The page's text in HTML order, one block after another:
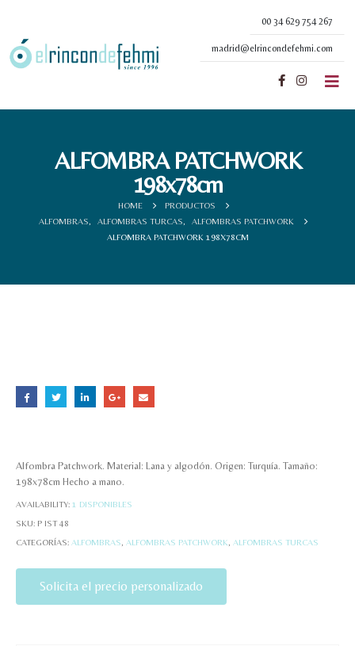
00 34 629 754 267
madrid@elrincondefehmi.com
ALFOMBRA PATCHWORK
198x78cm
HOME
PRODUCTOS
ALFOMBRAS
ALFOMBRAS TURCAS
ALFOMBRAS PATCHWORK
ALFOMBRA PATCHWORK 198X78CM
Alfombra Patchwork. Material: Lana y algodón. Origen: Turquía. Tamaño:
198x78cm Hecho a mano.
AVAILABILITY: 1 DISPONIBLES
SKU: P IST 48
CATEGORÍAS: ALFOMBRAS ALFOMBRAS PATCHWORK ALFOMBRAS TURCAS
Solicita el precio personalizado